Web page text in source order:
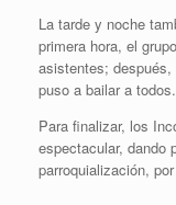
La tarde y noche
primera hora, el
asistentes; después,
puso a bailar a todos.
Para finalizar, los
espectacular, dando
parroquialización,